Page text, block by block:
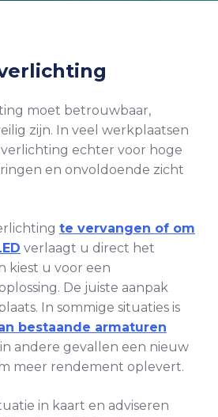
moet betrouwbaar,
zijn. In veel werkplaatsen
echter voor hoge
en onvoldoende zicht
te vervangen of om
verlaagt u direct het
kiest u voor een
De juiste aanpak
In sommige situaties is
bestaande armaturen
andere gevallen een nieuw
meer rendement oplevert.
in kaart en adviseren